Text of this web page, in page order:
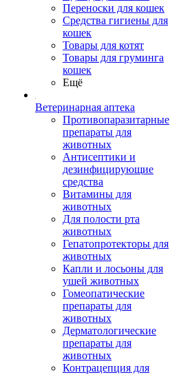
Переноски для кошек
Средства гигиены для
кошек
Товары для котят
Товары для груминга
кошек
Ещё
Ветеринарная аптека
Противопаразитарные
препараты для
животных
Антисептики и
дезинфицирующие
средства
Витамины для
животных
Для полости рта
животных
Гепатопротекторы для
животных
Капли и лосьоны для
ушей животных
Гомеопатические
препараты для
животных
Дерматологические
препараты для
животных
Контрацепция для